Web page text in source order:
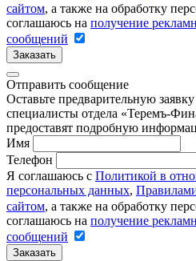
сайтом, а также на обработку
соглашаюсь на получение
сообщений
Заказать
Отправить сообщение
Оставьте предварительную
специалисты отдела «Теремъ-
предоставят подробную
Имя
Телефон
Я соглашаюсь с Политикой в
персональных данных,
сайтом, а также на обработку
соглашаюсь на получение
сообщений
Заказать